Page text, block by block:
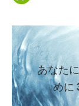
あなた
めに